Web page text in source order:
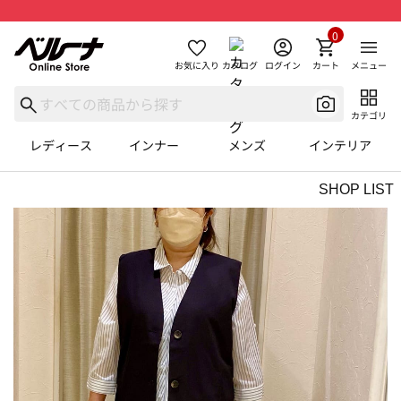
お気に入り カタログ ログイン カート
0
メニュー
カテゴリ
レディース インナー メンズ インテリア
SHOP LIST